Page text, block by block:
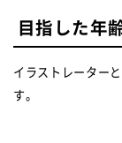
目指した年
イラストレーター
す。